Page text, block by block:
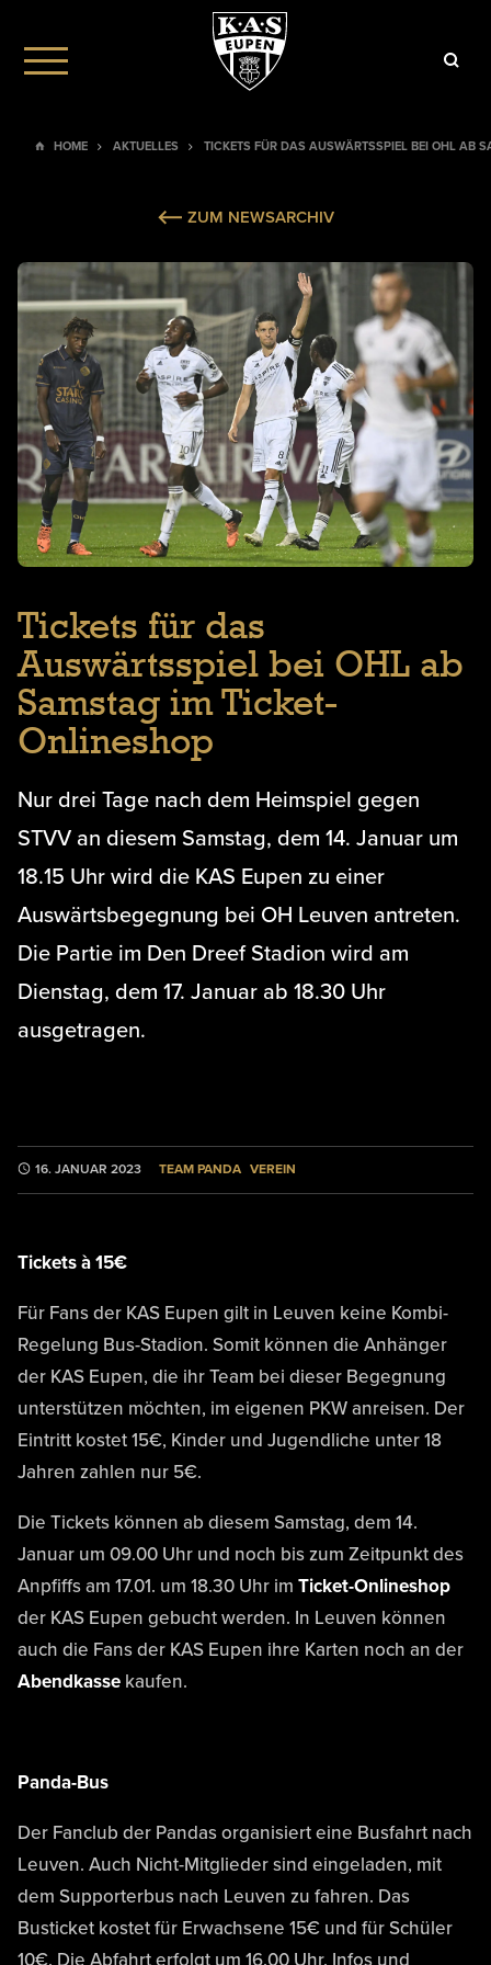
HOME AKTUELLES TICKETS FÜR DAS AUSWÄRTSSPIEL BEI OHL AB
ZUM NEWSARCHIV
Tickets für das
Auswärtsspiel bei OHL ab
Samstag im Ticket-
Onlineshop
Nur drei Tage nach dem Heimspiel gegen
STVV an diesem Samstag, dem 14. Januar um
18.15 Uhr wird die KAS Eupen zu einer
Auswärtsbegegnung bei OH Leuven antreten.
Die Partie im Den Dreef Stadion wird am
Dienstag, dem 17. Januar ab 18.30 Uhr
ausgetragen.
16. JANUAR 2023 TEAM PANDA VEREIN
Tickets à 15€
Für Fans der KAS Eupen gilt in Leuven keine Kombi-
Regelung Bus-Stadion. Somit können die Anhänger
der KAS Eupen, die ihr Team bei dieser Begegnung
unterstützen möchten, im eigenen PKW anreisen. Der
Eintritt kostet 15€, Kinder und Jugendliche unter 18
Jahren zahlen nur 5€.
Die Tickets können ab diesem Samstag, dem 14.
Januar um 09.00 Uhr und noch bis zum Zeitpunkt des
Anpfiffs am 17.01. um 18.30 Uhr im Ticket-Onlineshop
der KAS Eupen gebucht werden. In Leuven können
auch die Fans der KAS Eupen ihre Karten noch an der
Abendkasse kaufen.
Panda-Bus
Der Fanclub der Pandas organisiert eine Busfahrt nach
Leuven. Auch Nicht-Mitglieder sind eingeladen, mit
dem Supporterbus nach Leuven zu fahren. Das
Busticket kostet für Erwachsene 15€ und für Schüler
10€. Die Abfahrt erfolgt um 16.00 Uhr. Infos und